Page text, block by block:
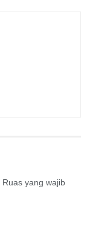
Ruas yang wajib